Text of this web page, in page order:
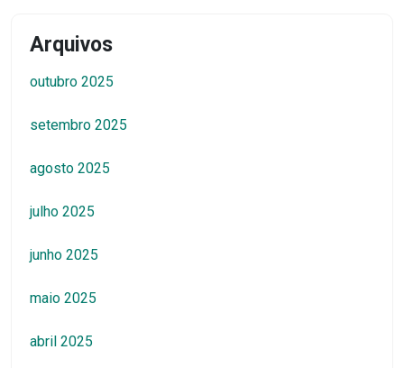
Arquivos
outubro 2025
setembro 2025
agosto 2025
julho 2025
junho 2025
maio 2025
abril 2025